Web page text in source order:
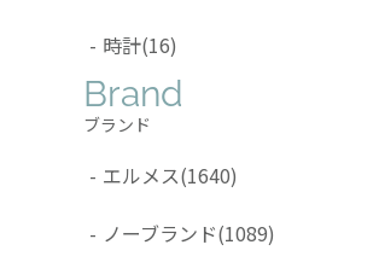
- 時計(16)
Brand
ブランド
- エルメス(1640)
- ノーブランド(1089)